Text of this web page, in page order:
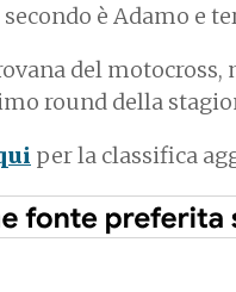
è Adamo e
del motocross,
round della
per la classifica